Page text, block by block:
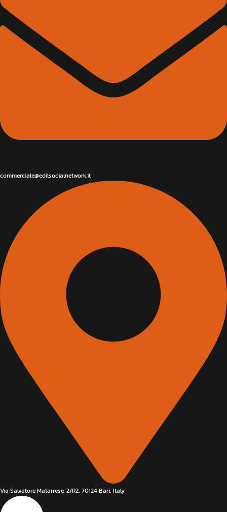
commerciale@edilsocialnetwork.it
Via Salvatore Matarrese, 2/R2, 70124 Bari, Italy